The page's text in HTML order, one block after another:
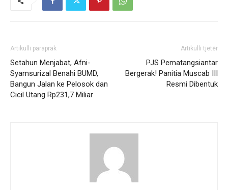
Artikulli paraprak
Setahun Menjabat, Afni-
Syamsurizal Benahi BUMD,
Bangun Jalan ke Pelosok dan
Cicil Utang Rp231,7 Miliar
Artikulli tjetër
PJS Pematangsiantar
Bergerak! Panitia Muscab III
Resmi Dibentuk